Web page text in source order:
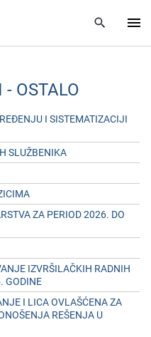
OSTALO
I SISTЕMATIZACIJI
SLUŽBENIKA
ZA PЕRIOD 2026. DO
IZVRŠILAČKIH RADNIH
GODINE
I LICA OVLAŠĆЕNA ZA
RЕŠЕNJA U